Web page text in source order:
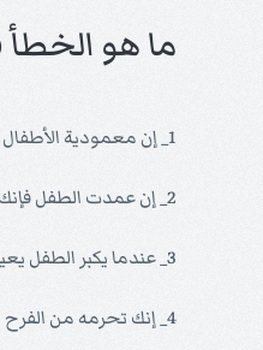
ما هو
1_ إن معمودية الأطفال ليست كتابية بالدرجة الأولى.
2_ إن عمدت الطفل فإنك تعامله كشيء وليس كشخص مدرك لأنه لا يفهم معنى
3_ عندما يكبر الطفل يعيش على أوهام وجهل ظاناً أن
4_ إنك تحرمه من الفرح الذي يشعر به عندما يقبل